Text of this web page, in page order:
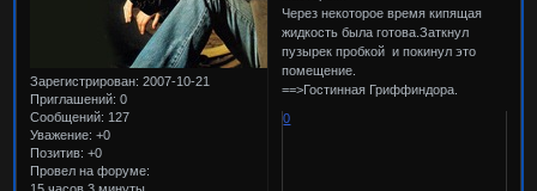
Зарегистрирован: 2007-10-21
Приглашений: 0
Сообщений: 127
Уважение: +0
Позитив: +0
Провел на форуме:
Через некоторое время кипящая
жидкость была готова.Заткнул
пузырек пробкой и покинул это
помещение.
==>Гостинная Гриффиндора.
0